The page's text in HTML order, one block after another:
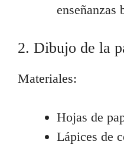
enseñanzas
2. Dibujo de la
Materiales:
Hojas de
Lápices de